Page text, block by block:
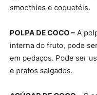
smoothies e coquetéis.
POLPA DE COCO – A
interna do fruto, pode
em pedaços. Pode ser
e pratos salgados.